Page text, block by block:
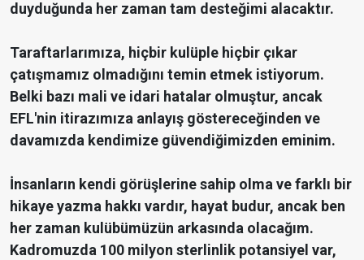
duyduğunda her zaman tam desteğimi alacaktır.
Taraftarlarımıza, hiçbir kulüple hiçbir çıkar
çatışmamız olmadığını temin etmek istiyorum.
Belki bazı mali ve idari hatalar olmuştur, ancak
EFL'nin itirazımıza anlayış göstereceğinden ve
davamızda kendimize güvendiğimizden eminim.
İnsanların kendi görüşlerine sahip olma ve farklı bir
hikaye yazma hakkı vardır, hayat budur, ancak ben
her zaman kulübümüzün arkasında olacağım.
Kadromuzda 100 milyon sterlinlik potansiyel var,